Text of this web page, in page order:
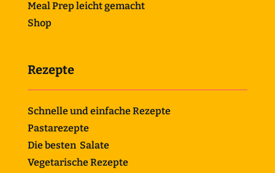
Meal Prep leicht gemacht
Shop
Rezepte
Schnelle und einfache Rezepte
Pastarezepte
Die besten Salate
Vegetarische Rezepte